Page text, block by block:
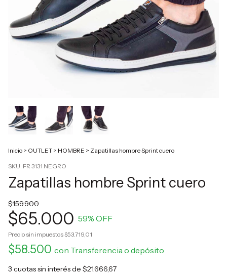
Inicio > OUTLET > HOMBRE > Zapatillas hombre Sprint cuero
SKU: FR 3131 NEGRO
Zapatillas hombre Sprint cuero
$159.900
$65.000 59% OFF
Precio sin impuestos$53.719,01
$58.500 con Transferencia o depósito
3 cuotas sin interés de $21.666,67